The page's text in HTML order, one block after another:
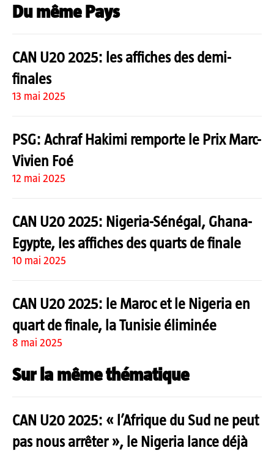
Du même Pays
CAN U20 2025: les affiches des demi-
finales
13 mai 2025
PSG: Achraf Hakimi remporte le Prix Marc-
Vivien Foé
12 mai 2025
CAN U20 2025: Nigeria-Sénégal, Ghana-
Egypte, les affiches des quarts de finale
10 mai 2025
CAN U20 2025: le Maroc et le Nigeria en
quart de finale, la Tunisie éliminée
8 mai 2025
Sur la même thématique
CAN U20 2025: « l’Afrique du Sud ne peut
pas nous arrêter », le Nigeria lance déjà